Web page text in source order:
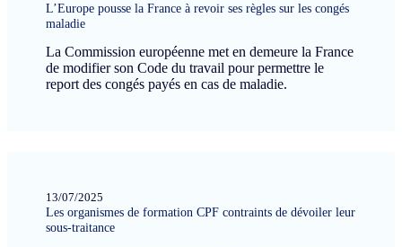
L’Europe pousse la France à revoir ses règles sur les congés
maladie
La Commission européenne met en demeure la France
de modifier son Code du travail pour permettre le
report des congés payés en cas de maladie.
13/07/2025
Les organismes de formation CPF contraints de dévoiler leur
sous-traitance